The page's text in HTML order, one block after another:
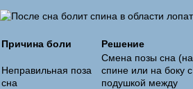
Причина боли Решение
Неправильная поза
сна
Смена позы сна (на
спине или на боку с
подушкой между